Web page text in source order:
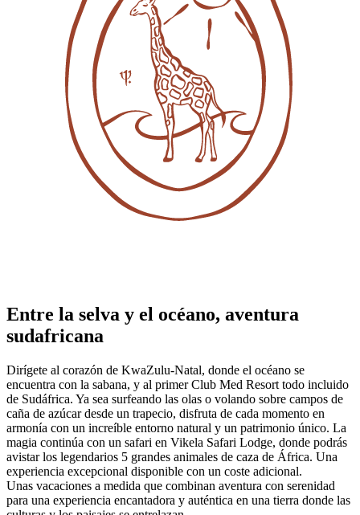
Entre la selva y el océano, aventura
sudafricana
Dirígete al corazón de KwaZulu-Natal, donde el océano se
encuentra con la sabana, y al primer Club Med Resort todo incluido
de Sudáfrica. Ya sea surfeando las olas o volando sobre campos de
caña de azúcar desde un trapecio, disfruta de cada momento en
armonía con un increíble entorno natural y un patrimonio único. La
magia continúa con un safari en Vikela Safari Lodge, donde podrás
avistar los legendarios 5 grandes animales de caza de África. Una
experiencia excepcional disponible con un coste adicional.
Unas vacaciones a medida que combinan aventura con serenidad
para una experiencia encantadora y auténtica en una tierra donde las